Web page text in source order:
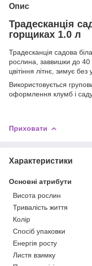
Опис
Традесканція
горщиках 1.0 л
Традесканція садова
рослина, заввишки до 40
цвітіння літнє, зимує без
Використовується
оформлення клумб і
Приховати
Характеристики
Основні атрибути
Висота рослин
Тривалість життя
Колір
Спосіб упаковки
Енергія росту
Листя взимку